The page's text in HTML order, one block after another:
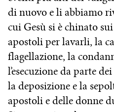
di nuovo e li abbiamo
cui Gesù si è chinato
apostoli per lavarli, la
flagellazione, la
l’esecuzione da parte
la deposizione e la
apostoli e delle donne